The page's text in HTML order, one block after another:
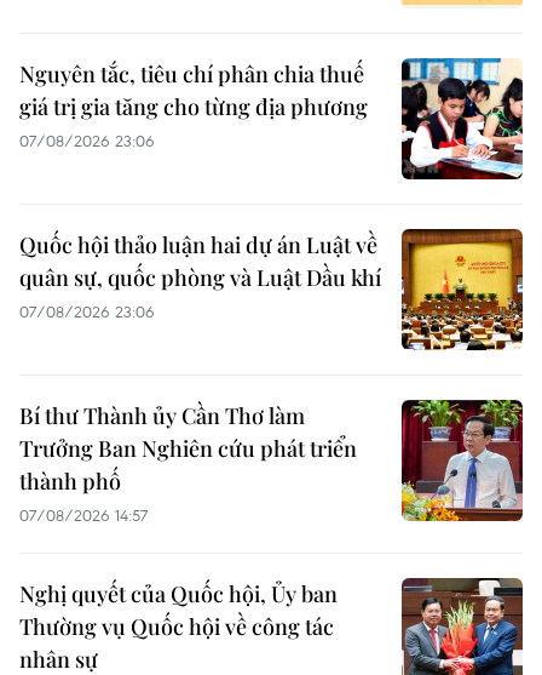
Nguyên tắc, tiêu chí phân chia thuế
giá trị gia tăng cho từng địa phương
07/08/2026 23:06
Quốc hội thảo luận hai dự án Luật về
quân sự, quốc phòng và Luật Dầu khí
07/08/2026 23:06
Bí thư Thành ủy Cần Thơ làm
Trưởng Ban Nghiên cứu phát triển
thành phố
07/08/2026 14:57
Nghị quyết của Quốc hội, Ủy ban
Thường vụ Quốc hội về công tác
nhân sự